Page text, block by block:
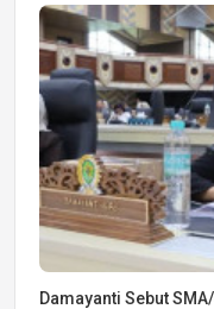
Damayanti Sebut